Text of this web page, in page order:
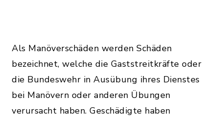
Als Manöverschäden werden Schäden
bezeichnet, welche die Gaststreitkräfte oder
die Bundeswehr in Ausübung ihres Dienstes
bei Manövern oder anderen Übungen
verursacht haben. Geschädigte haben